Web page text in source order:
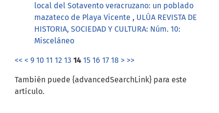
local del Sotavento veracruzano: un poblado
mazateco de Playa Vicente , ULÚA REVISTA DE
HISTORIA, SOCIEDAD Y CULTURA: Núm. 10:
Misceláneo
<< < 9 10 11 12 13 14 15 16 17 18 > >>
También puede {advancedSearchLink} para este
artículo.